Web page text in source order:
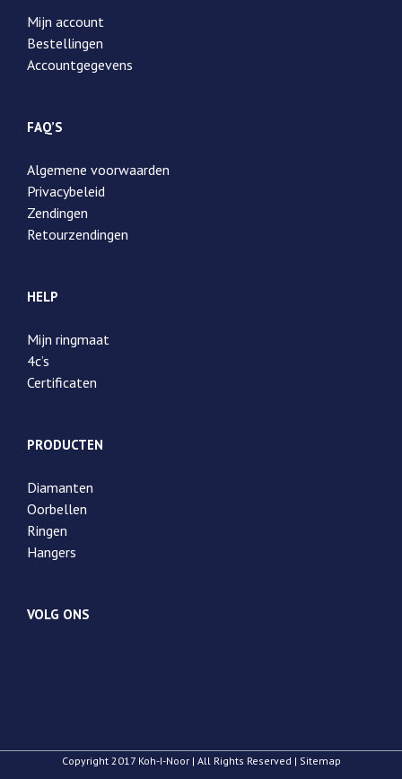
Mijn account
Bestellingen
Accountgegevens
FAQ’S
Algemene voorwaarden
Privacybeleid
Zendingen
Retourzendingen
HELP
Mijn ringmaat
4c’s
Certificaten
PRODUCTEN
Diamanten
Oorbellen
Ringen
Hangers
VOLG ONS
Copyright 2017 Koh-I-Noor | All Rights Reserved | Sitemap